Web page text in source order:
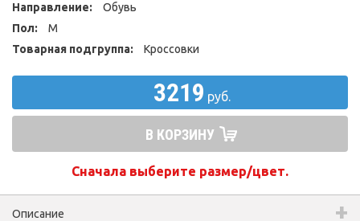
Направление:
Обувь
Пол:
М
Товарная подгруппа:
Кроссовки
3219 руб.
В КОРЗИНУ
Сначала выберите размер/цвет.
Описание